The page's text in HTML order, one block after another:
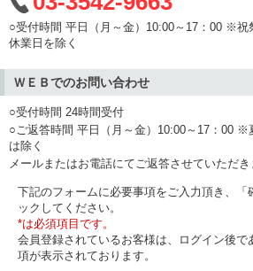
○受付時間 平日（月～金）10:00～17：00 ※祝
休業日を除く
ＷＥＢでのお問い合わせ
○受付時間 24時間受付
○ご返答時間 平日（月～金）10:00～17：00 ※
は除く
メールまたはお電話にてご返答させていただき
下記のフォームに必要事項をご入力頂き、「
ックしてください。
*は必須項目です。
会員登録されているお客様は、ログイン後で
項が表示されております。